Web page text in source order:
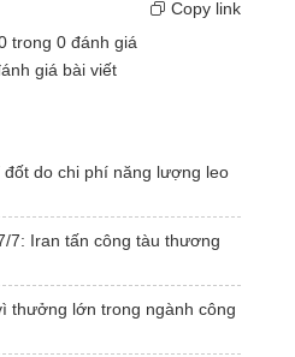
Copy link
trong 0 đánh giá
giá bài viết
do chi phí năng lượng leo
7: Iran tấn công tàu thương
thưởng lớn trong ngành công